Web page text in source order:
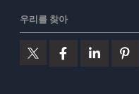
우리를 찾아